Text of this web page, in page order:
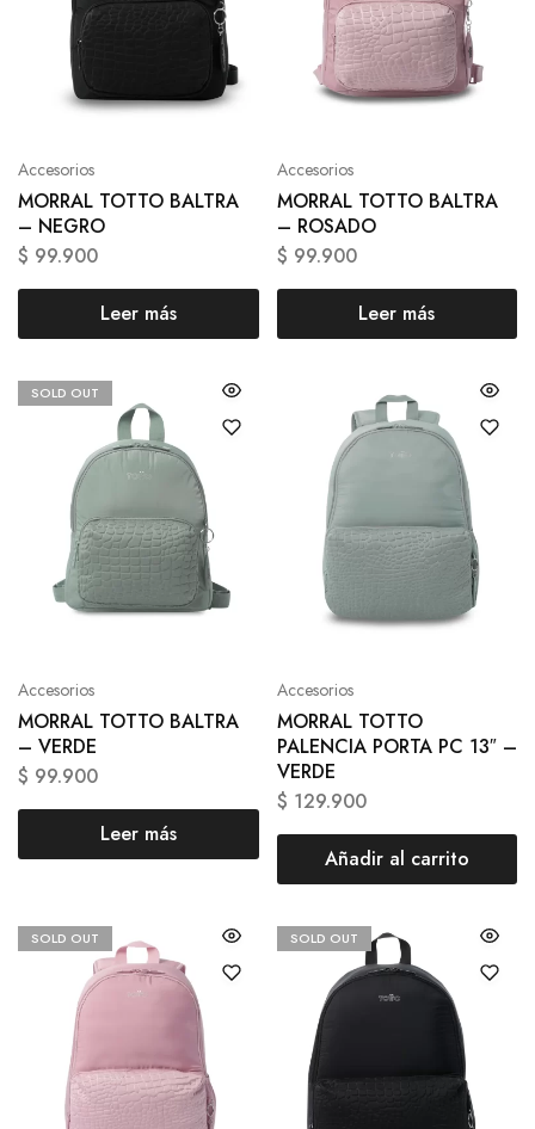
Accesorios
MORRAL TOTTO BALTRA
– NEGRO
$ 99.900
Leer más
Accesorios
MORRAL TOTTO BALTRA
– ROSADO
$ 99.900
Leer más
SOLD OUT
Accesorios
MORRAL TOTTO BALTRA
– VERDE
$ 99.900
Leer más
Accesorios
MORRAL TOTTO
PALENCIA PORTA PC 13″ –
VERDE
$ 129.900
Añadir al carrito
SOLD OUT SOLD OUT